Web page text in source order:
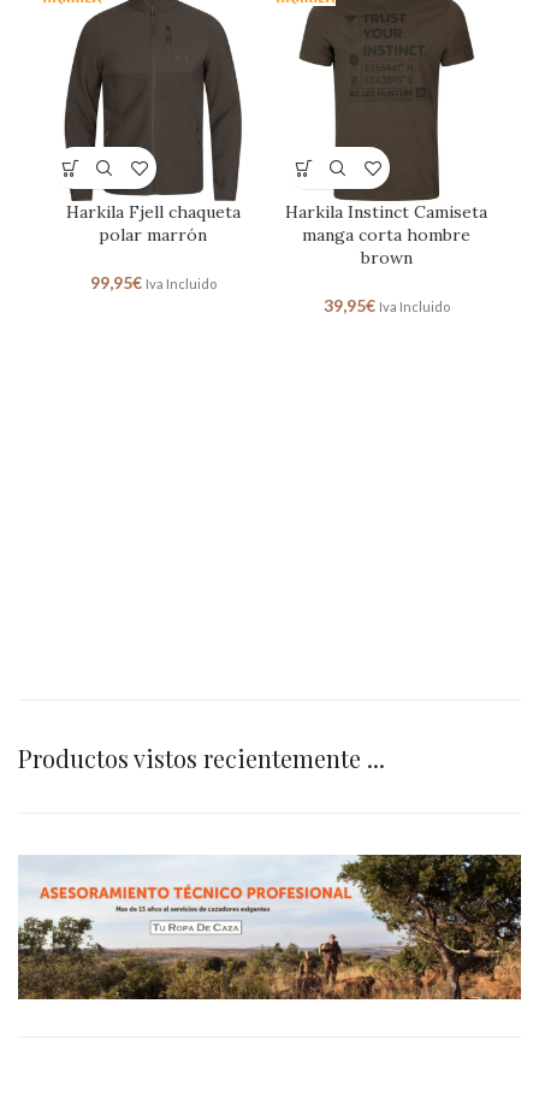
Harkila Fjell chaqueta
polar marrón
99,95€ Iva Incluido
Harkila Instinct Camiseta
manga corta hombre
brown
39,95€ Iva Incluido
Productos vistos recientemente ...